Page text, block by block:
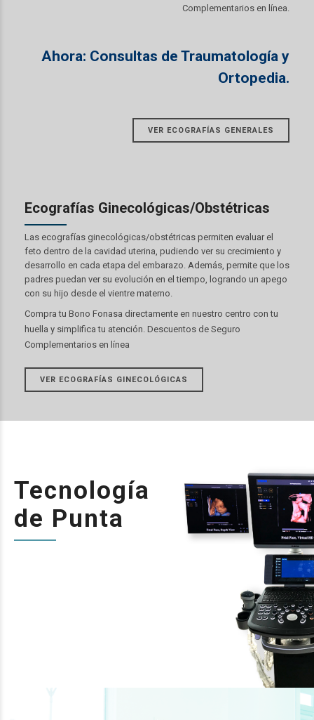
Complementarios en línea.
Ahora: Consultas de Traumatología y
Ortopedia.
VER ECOGRAFÍAS GENERALES
Ecografías Ginecológicas/Obstétricas
Las ecografías ginecológicas/obstétricas permiten evaluar el
feto dentro de la cavidad uterina, pudiendo ver su crecimiento y
desarrollo en cada etapa del embarazo. Además, permite que los
padres puedan ver su evolución en el tiempo, logrando un apego
con su hijo desde el vientre materno.
Compra tu Bono Fonasa directamente en nuestro centro con tu
huella y simplifica tu atención. Descuentos de Seguro
Complementarios en línea
VER ECOGRAFÍAS GINECOLÓGICAS
Tecnología
de Punta